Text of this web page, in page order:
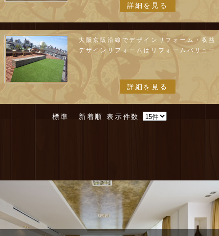
詳細を見る
大阪京阪沿線でデザインリフォーム・収益
デザインリフォームはリフォームバリュー
詳細を見る
標準 新着順 表示件数